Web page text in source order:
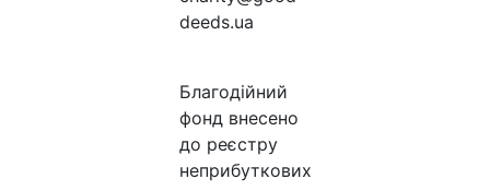
deeds.ua
Благодійний
фонд внесено
до реєстру
неприбуткових